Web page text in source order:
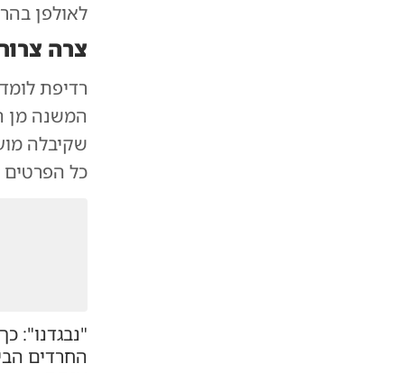
לאולפן
צרה
רדיפת
המשנה מן
שקיבלה
כל הפרטים
"נבגדנו":
החרדים